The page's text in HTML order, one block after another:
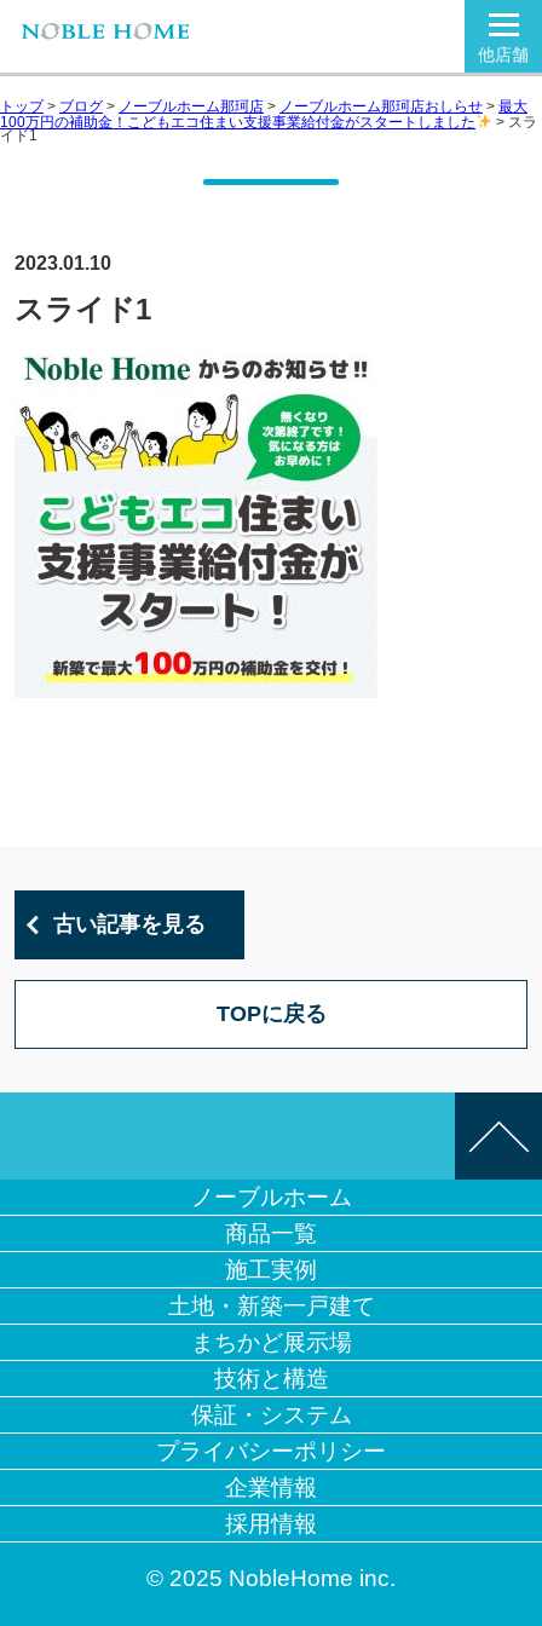
他店舗
トップ> ブログ > ノーブルホーム那珂店 > ノーブルホーム那珂店おしらせ > 最大
100万円の補助金！こどもエコ住まい支援事業給付金がスタートしました
> スラ
イド1
2023.01.10
スライド1
古い記事を見る
TOPに戻る
ノーブルホーム
商品一覧
施工実例
土地・新築一戸建て
まちかど展示場
技術と構造
保証・システム
プライバシーポリシー
企業情報
採用情報
© 2025 NobleHome inc.